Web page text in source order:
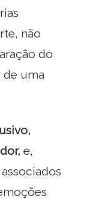
não
do
de uma
e,